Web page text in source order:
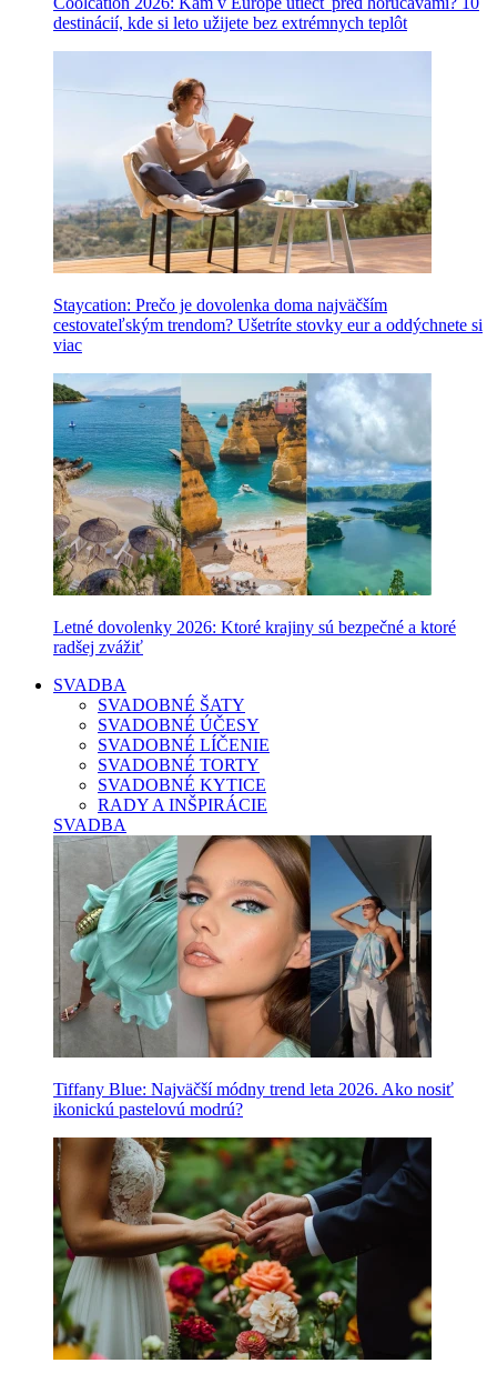
destinácií, kde si leto užijete bez extrémnych teplôt
Staycation: Prečo je dovolenka doma najväčším
cestovateľským trendom? Ušetríte stovky eur a oddýchnete si
viac
Letné dovolenky 2026: Ktoré krajiny sú bezpečné a ktoré
radšej zvážiť
SVADBA
SVADOBNÉ ŠATY
SVADOBNÉ ÚČESY
SVADOBNÉ LÍČENIE
SVADOBNÉ TORTY
SVADOBNÉ KYTICE
RADY A INŠPIRÁCIE
SVADBA
Tiffany Blue: Najväčší módny trend leta 2026. Ako nosiť
ikonickú pastelovú modrú?